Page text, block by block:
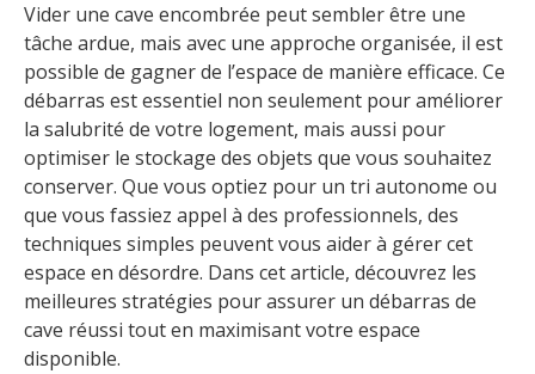
Vider une cave encombrée peut sembler être une
tâche ardue, mais avec une approche organisée, il est
possible de gagner de l’espace de manière efficace. Ce
débarras est essentiel non seulement pour améliorer
la salubrité de votre logement, mais aussi pour
optimiser le stockage des objets que vous souhaitez
conserver. Que vous optiez pour un tri autonome ou
que vous fassiez appel à des professionnels, des
techniques simples peuvent vous aider à gérer cet
espace en désordre. Dans cet article, découvrez les
meilleures stratégies pour assurer un débarras de
cave réussi tout en maximisant votre espace
disponible.